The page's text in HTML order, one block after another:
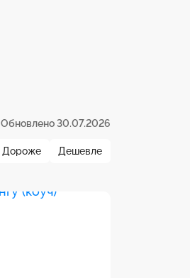
Обновлено 30.07.2026
Дороже Дешевле